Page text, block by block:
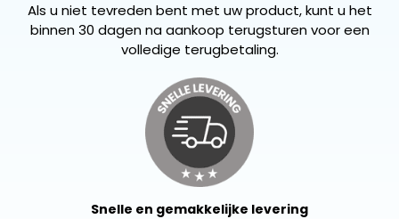
Als u niet tevreden bent met uw product, kunt u het
binnen 30 dagen na aankoop terugsturen voor een
volledige terugbetaling.
Snelle en gemakkelijke levering